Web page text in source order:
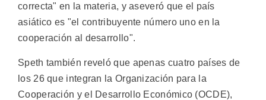
correcta" en la materia, y aseveró que el país
asiático es "el contribuyente número uno en la
cooperación al desarrollo".
Speth también reveló que apenas cuatro países de
los 26 que integran la Organización para la
Cooperación y el Desarrollo Económico (OCDE),